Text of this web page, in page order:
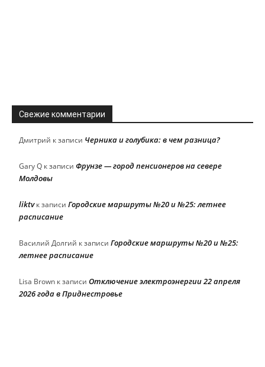
Свежие комментарии
Дмитрий к записи Черника и голубика: в чем разница?
Gary Q к записи Фрунзе — город пенсионеров на севере
Молдовы
liktvк записи Городские маршруты №20 и №25: летнее
расписание
Василий Долгий к записи Городские маршруты №20 и №25:
летнее расписание
Lisa Brown к записи Отключение электроэнергии 22 апреля
2026 года в Приднестровье